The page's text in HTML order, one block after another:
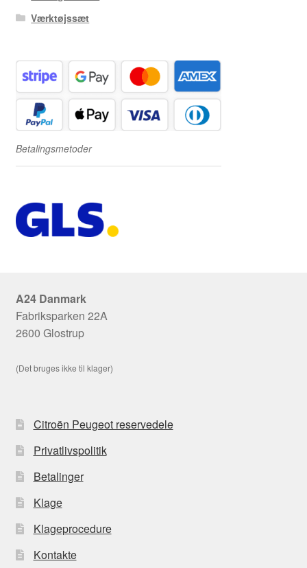
Værktøjssæt
Betalingsmetoder
A24 Danmark
Fabriksparken 22A
2600 Glostrup
(Det bruges ikke til klager)
Citroën Peugeot reservedele
Privatlivspolitik
Betalinger
Klage
Klageprocedure
Kontakte